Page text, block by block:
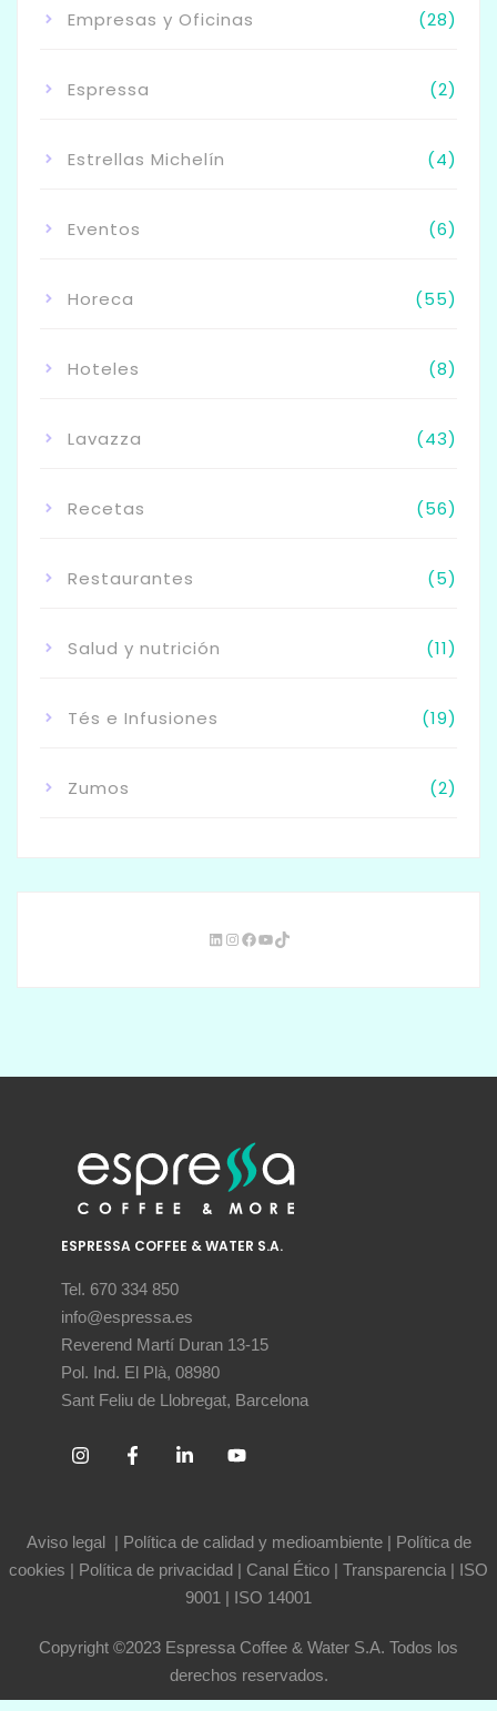
Empresas y Oficinas (28)
Espressa (2)
Estrellas Michelín (4)
Eventos (6)
Horeca (55)
Hoteles (8)
Lavazza (43)
Recetas (56)
Restaurantes (5)
Salud y nutrición (11)
Tés e Infusiones (19)
Zumos (2)
ESPRESSA COFFEE & WATER S.A.
Tel. 670 334 850
info@espressa.es
Reverend Martí Duran 13-15
Pol. Ind. El Plà, 08980
Sant Feliu de Llobregat, Barcelona
Aviso legal | Política de calidad y medioambiente| Política de
cookies | Política de privacidad | Canal Ético | Transparencia | ISO
9001 | ISO 14001
Copyright ©2023 Espressa Coffee & Water S.A. Todos los
derechos reservados.